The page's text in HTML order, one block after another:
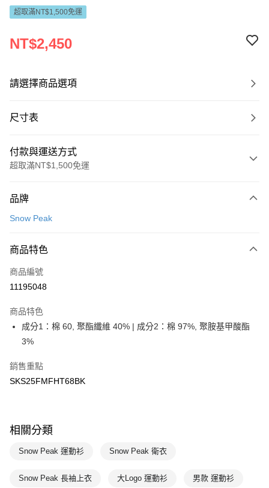
超取滿NT$1,500免運
NT$2,450
請選擇商品選項
尺寸表
付款與運送方式
超取滿NT$1,500免運
信用卡一次付款
Apple Pay
悠遊付
7-11取貨(快速到店)
每筆NT$100，滿NT$1,500(含以上)免運費
宅配-本島
每筆NT$100，滿NT$1,500(含以上)免運費
品牌
Snow Peak
商品特色
商品編號
11195048
商品特色
成分1：棉 60, 聚酯纖維 40% | 成分2：棉 97%, 聚胺基甲酸酯
3%
銷售重點
SKS25FMFHT68BK
相關分類
Snow Peak 運動衫 Snow Peak 衛衣
Snow Peak 長袖上衣 大Logo 運動衫 男款 運動衫